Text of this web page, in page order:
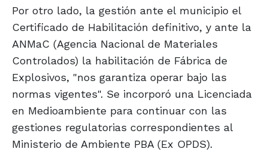
Por otro lado, la gestión ante el municipio el
Certificado de Habilitación definitivo, y ante la
ANMaC (Agencia Nacional de Materiales
Controlados) la habilitación de Fábrica de
Explosivos, "nos garantiza operar bajo las
normas vigentes". Se incorporó una Licenciada
en Medioambiente para continuar con las
gestiones regulatorias correspondientes al
Ministerio de Ambiente PBA (Ex OPDS).